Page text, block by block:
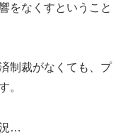
をなくすということ
制裁がなくても、プ
。
…